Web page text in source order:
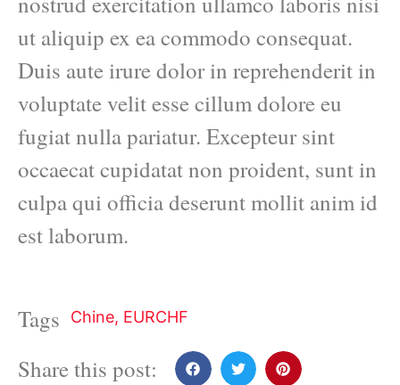
ut aliquip ex ea commodo consequat.
Duis aute irure dolor in reprehenderit in
voluptate velit esse cillum dolore eu
fugiat nulla pariatur. Excepteur sint
occaecat cupidatat non proident, sunt in
culpa qui officia deserunt mollit anim id
est laborum.
Tags Chine, EURCHF
Share this post: